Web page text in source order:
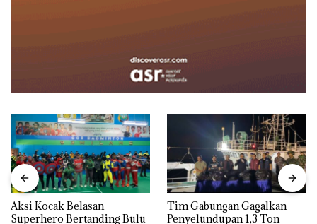
Aksi Kocak Belasan
Superhero Bertanding Bulu
Tim Gabungan Gagalkan
Penyelundupan 1,3 Ton